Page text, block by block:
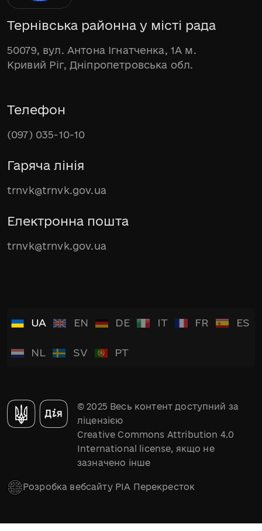
Тернівська районна у місті рада
50079, вул. Антона Ігнатченка, 1А м.
Кривий Ріг, Дніпропетровська обл.
Телефон
(097) 035-10-10
Гаряча лінія
trnvk@trnvk.gov.ua
Електронна пошта
trnvk@trnvk.gov.ua
UA EN DE IT FR ES
NL SV PT
© 2025 Весь контент доступний за
ліцензією
Creative Commons Attribution 4.0
International license, якщо не
зазначено інше
Розробка вебсайту РІА Перекресток